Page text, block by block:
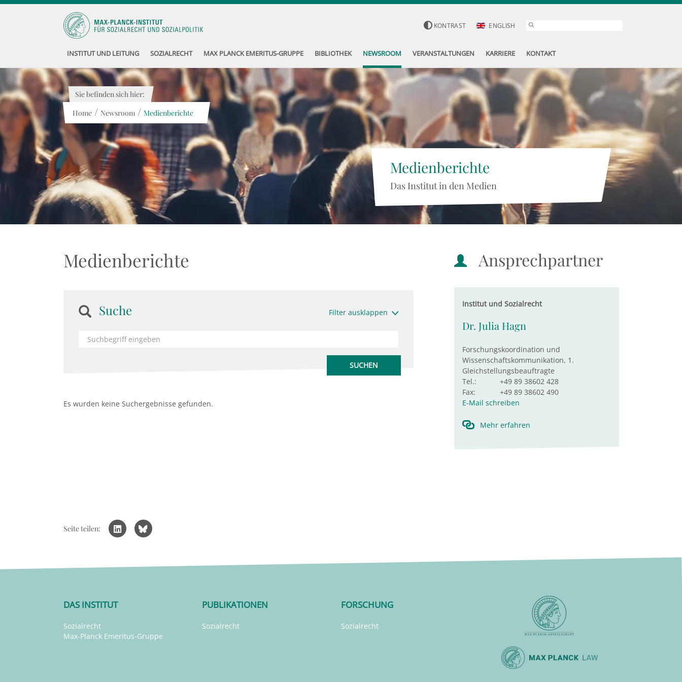
KONTRAST ENGLISH
INSTITUT UND LEITUNG SOZIALRECHT MAX PLANCK EMERITUS-GRUPPE BIBLIOTHEK NEWSROOM VERANSTALTUNGEN KARRIERE KONTAKT
Medienberichte
Das Institut in den Medien
Sie befinden sich hier:
Home / Newsroom / Medienberichte
Medienberichte
Suche Filter ausklappen
Es wurden keine Suchergebnisse gefunden.
Ansprechpartner
Institut und Sozialrecht
Dr. Julia Hagn
Forschungskoordination und
Wissenschaftskommunikation, 1.
Gleichstellungsbeauftragte
Tel.:
+49 89 38602 428
Fax:
+49 89 38602 490
E-Mail schreiben
Mehr erfahren
Seite teilen:
DAS INSTITUT
Sozialrecht
Max-Planck Emeritus-Gruppe
PUBLIKATIONEN
Sozialrecht
FORSCHUNG
Sozialrecht